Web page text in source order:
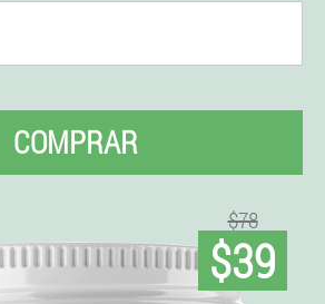
COMPRAR
$78
$39